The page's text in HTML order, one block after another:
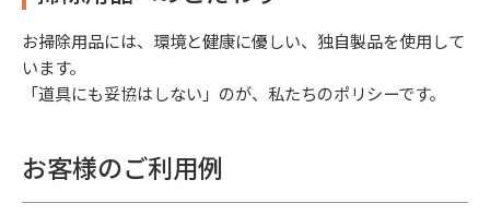
お掃除用品には、環境と健康に優しい、独自製品を使用して
います。
「道具にも妥協はしない」のが、私たちのポリシーです。
お客様のご利用例